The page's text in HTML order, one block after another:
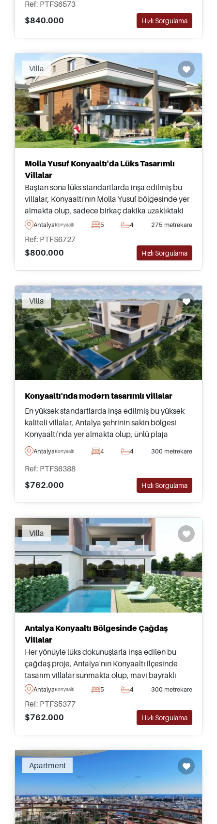
Ref: PTFS6573
$840.000
Hızlı Sorgulama
Villa
Molla Yusuf Konyaaltı'da Lüks Tasarımlı
Villalar
Baştan sona lüks standartlarda inşa edilmiş bu
villalar, Konyaaltı'nın Molla Yusuf bölgesinde yer
almakta olup, sadece birkaç dakika uzaklıktaki
olanaklar ve mağazalarla Türkiye'ye kalıcı olarak
AntalyaKonyaalti 5 4 275 metrekare
Ref: PTFS6727
$800.000
Hızlı Sorgulama
Villa
Konyaaltı'nda modern tasarımlı villalar
En yüksek standartlarda inşa edilmiş bu yüksek
kaliteli villalar, Antalya şehrinin sakin bölgesi
Konyaaltı'nda yer almakta olup, ünlü plaja
sadece beş dakika sürüş mesafesindedir.
AntalyaKonyaalti 4 4 300 metrekare
Ref: PTFS6388
$762.000
Hızlı Sorgulama
Recommended
Villa
Antalya Konyaaltı Bölgesinde Çağdaş
Villalar
Her yönüyle lüks dokunuşlarla inşa edilen bu
çağdaş proje, Antalya'nın Konyaaltı ilçesinde
tasarım villalar sunmakta olup, mavi bayraklı
plajlara ve olanaklara sadece beş dakikalık sürüş
AntalyaKonyaalti 5 4 300 metrekare
Ref: PTFS5377
$762.000
Hızlı Sorgulama
Apartment